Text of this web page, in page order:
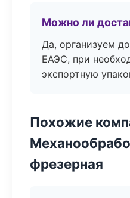
Можно ли
Да, организуем
ЕАЭС, при
экспортную
Похожие
фрезерная